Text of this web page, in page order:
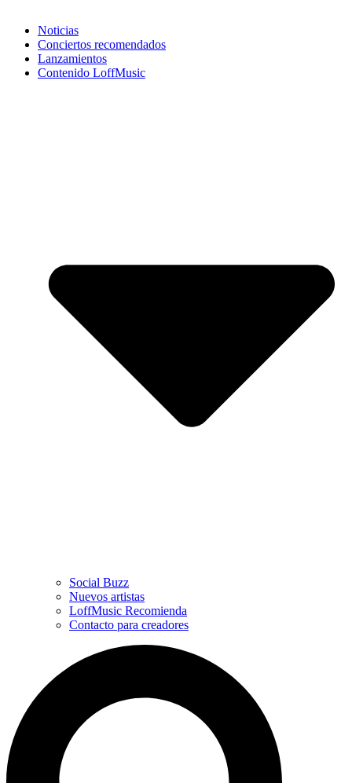
Noticias
Conciertos recomendados
Lanzamientos
Contenido LoffMusic
Social Buzz
Nuevos artistas
LoffMusic Recomienda
Contacto para creadores